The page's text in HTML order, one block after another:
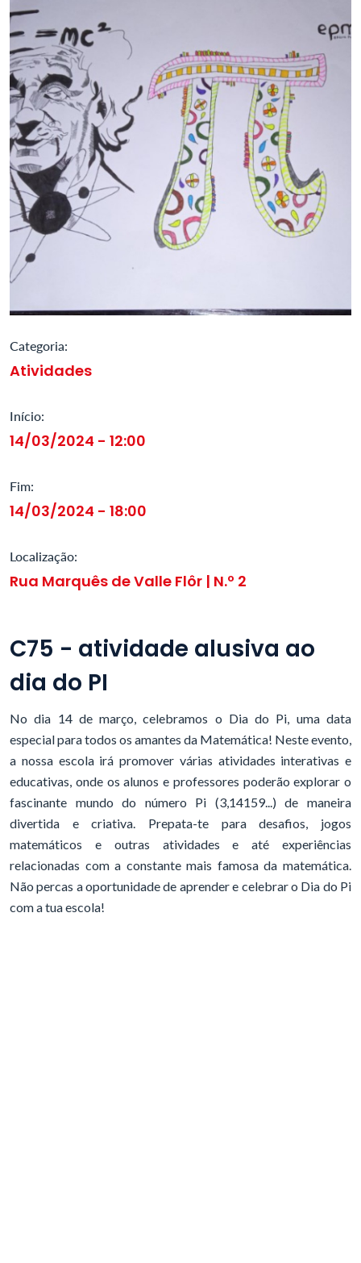
Categoria:
Atividades
Início:
14/03/2024 - 12:00
Fim:
14/03/2024 - 18:00
Localização:
Rua Marquês de Valle Flôr | N.º 2
C75 - atividade alusiva ao
dia do PI
No dia 14 de março, celebramos o Dia do Pi, uma data
especial para todos os amantes da Matemática! Neste evento,
a nossa escola irá promover várias atividades interativas e
educativas, onde os alunos e professores poderão explorar o
fascinante mundo do número Pi (3,14159...) de maneira
divertida e criativa. Prepata-te para desafios, jogos
matemáticos e outras atividades e até experiências
relacionadas com a constante mais famosa da matemática.
Não percas a oportunidade de aprender e celebrar o Dia do Pi
com a tua escola!